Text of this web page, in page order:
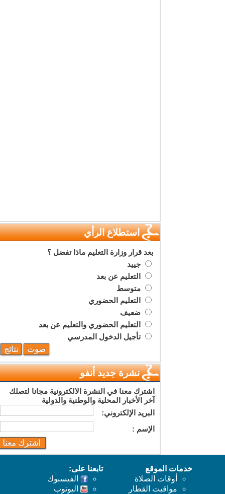
استطلاع الرأي
بعد قرار وزارة التعليم ماذا تفضل ؟
جييد
التعليم عن بعد
متوسط
التعليم الحضوري
ضعيف
التعليم الحضوري والتعليم عن بعد
تأجيل الدخول المدرسي
نشرة جديد أنفو
اشترك معنا في النشرة الالكترونية مجانا لتصلك
آخر الأخبار المحلية والوطنية والدولية
البريد اﻹلكتروني:
اﻹسم :
خدمات الموقع
أوقات الصلاة
مواقيت القطار
تابعنا على:
الفيسبوك
اليوتوب